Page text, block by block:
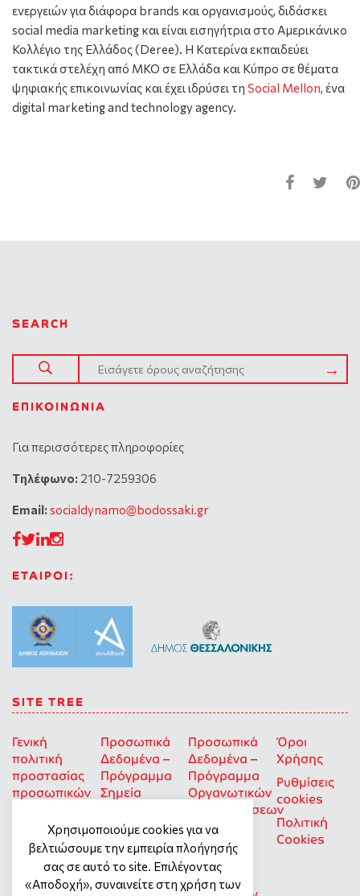
ενεργειών για διάφορα brands και οργανισμούς, διδάσκει
social media marketing και είναι εισηγήτρια στο Αμερικάνικο
Κολλέγιο της Ελλάδος (Deree). H Κατερίνα εκπαιδεύει
τακτικά στελέχη από ΜΚΟ σε Ελλάδα και Κύπρο σε θέματα
ψηφιακής επικοινωνίας και έχει ιδρύσει τη Social Mellon, ένα
digital marketing and technology agency.
SEARCH
ΕΠΙΚΟΙΝΩΝΊΑ
Για περισσότερες πληροφορίες
Tηλέφωνο: 210-7259306
Email:socialdynamo@bodossaki.gr
ΕΤΑΙΡΟΙ:
SITE TREE
Γενική
πολιτική
προστασίας
προσωπικών
Προσωπικά
Δεδομένα –
Πρόγραμμα
Σημεία
Προσωπικά
Δεδομένα –
Πρόγραμμα
Οργανωτικών
Επιχορηγήσεων
για Οκοιπ
που δρουν
Ισότητα
Όροι
Χρήσης
Ρυθμίσεις
cookies
Πολιτική
Cookies
Χρησιμοποιούμε cookies για να
βελτιώσουμε την εμπειρία πλοήγησής
σας σε αυτό το site. Επιλέγοντας
«Αποδοχή», συναινείτε στη χρήση των